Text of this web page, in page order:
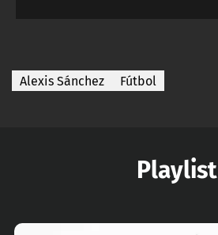
Alexis Sánchez Fútbol
Playlist